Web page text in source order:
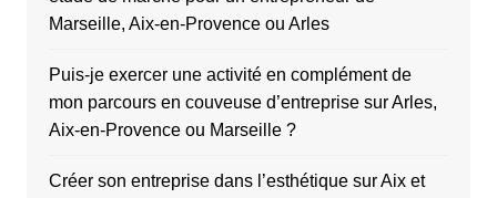
Marseille, Aix-en-Provence ou Arles
Puis-je exercer une activité en complément de
mon parcours en couveuse d’entreprise sur Arles,
Aix-en-Provence ou Marseille ?
Créer son entreprise dans l’esthétique sur Aix et